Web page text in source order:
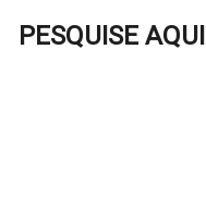
PESQUISE AQUI